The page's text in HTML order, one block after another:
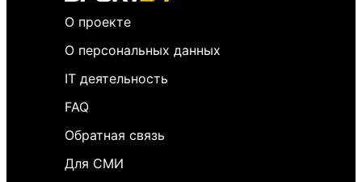
О проекте
О персональных данных
IT деятельность
FAQ
Обратная связь
Для СМИ